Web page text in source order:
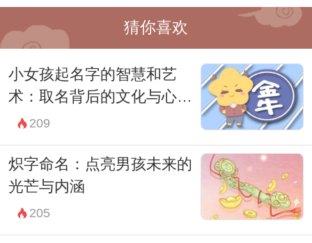
再者，“泽”字寓意着恩泽、福气。选择“泽”字
的男孩名字，如“泽宇”或“泽洋”，不仅可以展
现出高尚的人格魅力，也赋予了孩子广博的
胸怀与福气。而这样的寓意将促使男孩在今
后的生活中，乐于助人，关心他人，成为一
个受人爱戴的人。
此外，“明”字也可以作为命名的核心元素，
它象征着智慧与光明。带有“明”字的名字，
如“明熙”或“明澈”，展现了对孩子未来聪颖与
猜你喜欢
小女孩起名字的智慧和艺
术：取名背后的文化与心理
解析209
炽字命名：点亮男孩未来的
光芒与内涵
205